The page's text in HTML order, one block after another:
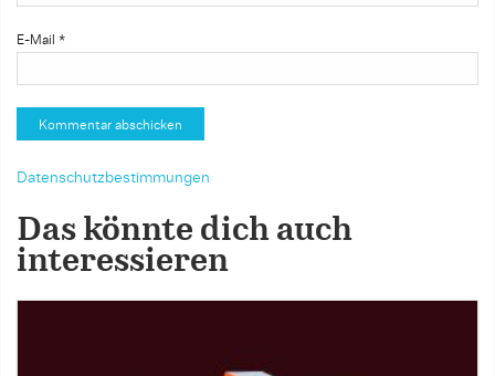
E-Mail *
Datenschutzbestimmungen
Das könnte dich auch
interessieren